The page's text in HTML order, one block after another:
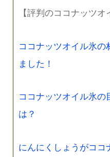
【評判のココナッツオ
ココナッツオイル氷の
ました！
ココナッツオイル氷
は？
にんにくしょうがココ